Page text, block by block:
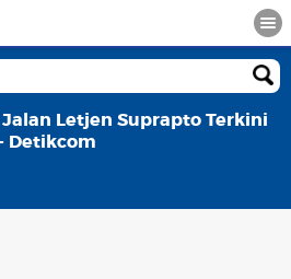
Letjen Suprapto Terkini
Detikcom